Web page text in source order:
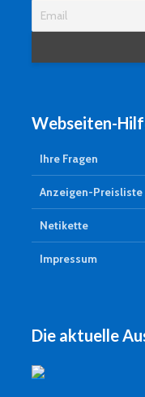
Webseiten-
Ihre Fragen
Anzeigen-Preisliste
Netikette
Impressum
Die aktuelle